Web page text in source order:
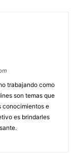
trabajando como
son temas que
conocimientos e
es brindarles